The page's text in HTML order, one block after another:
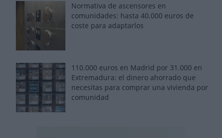
Normativa de ascensores en
comunidades: hasta 40.000 euros de
coste para adaptarlos
110.000 euros en Madrid por 31.000 en
Extremadura: el dinero ahorrado que
necesitas para comprar una vivienda por
comunidad